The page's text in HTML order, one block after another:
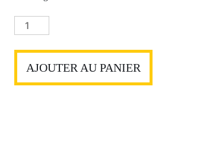
quantité
de
Demande
AJOUTER AU PANIER